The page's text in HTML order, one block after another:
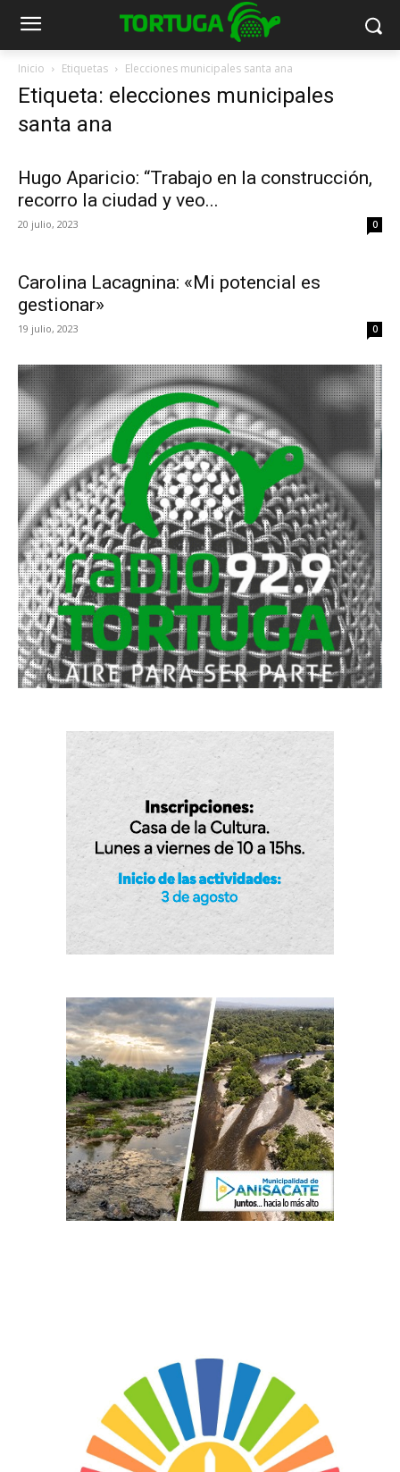
Inicio Etiquetas Elecciones municipales santa ana
Etiqueta: elecciones municipales
santa ana
Hugo Aparicio: “Trabajo en la construcción,
recorro la ciudad y veo...
20 julio, 2023 0
Carolina Lacagnina: «Mi potencial es
gestionar»
19 julio, 2023 0